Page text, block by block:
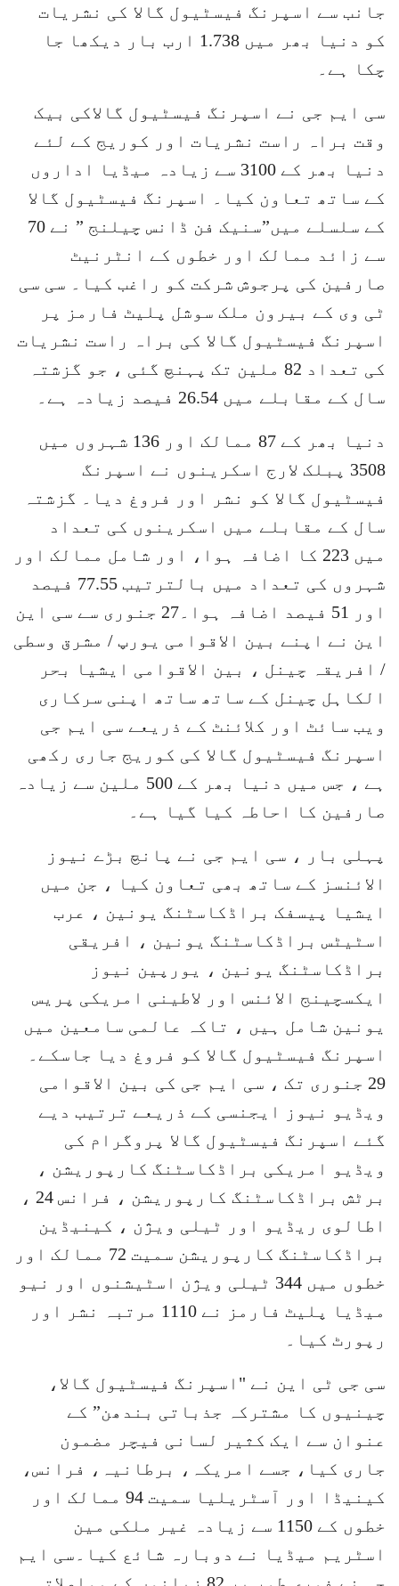
جانب سے اسپرنگ فیسٹیول گالا کی نشریات
کو دنیا بھر میں 1.738 ارب بار دیکھا جا
چکا ہے۔
سی ایم جی نے اسپرنگ فیسٹیول گالاکی بیک
وقت براہ راست نشریات اور کوریج کے لئے
دنیا بھر کے 3100 سے زیادہ میڈیا اداروں
کے ساتھ تعاون کیا۔ اسپرنگ فیسٹیول گالا
کے سلسلے میں”سنیک فن ڈانس چیلنج ” نے 70
سے زائد ممالک اور خطوں کے انٹرنیٹ
صارفین کی پرجوش شرکت کو راغب کیا۔ سی سی
ٹی وی کے بیرون ملک سوشل پلیٹ فارمز پر
اسپرنگ فیسٹیول گالا کی براہ راست نشریات
کی تعداد 82 ملین تک پہنچ گئی ، جو گزشتہ
سال کے مقابلے میں 26.54 فیصد زیادہ ہے۔
دنیا بھر کے 87 ممالک اور 136 شہروں میں
3508 پبلک لارج اسکرینوں نے اسپرنگ
فیسٹیول گالا کو نشر اور فروغ دیا۔ گزشتہ
سال کے مقابلے میں اسکرینوں کی تعداد
میں 223 کا اضافہ ہوا، اور شامل ممالک اور
شہروں کی تعداد میں بالترتیب 77.55 فیصد
اور 51 فیصد اضافہ ہوا۔27 جنوری سے سی این
این نے اپنے بین الاقوامی یورپ / مشرق وسطی
/ افریقہ چینل ، بین الاقوامی ایشیا بحر
الکاہل چینل کے ساتھ ساتھ اپنی سرکاری
ویب سائٹ اور کلائنٹ کے ذریعے سی ایم جی
اسپرنگ فیسٹیول گالا کی کوریج جاری رکھی
ہے ، جس میں دنیا بھر کے 500 ملین سے زیادہ
صارفین کا احاطہ کیا گیا ہے۔
پہلی بار ، سی ایم جی نے پانچ بڑے نیوز
الائنسز کے ساتھ بھی تعاون کیا ، جن میں
ایشیا پیسفک براڈکاسٹنگ یونین ، عرب
اسٹیٹس براڈکاسٹنگ یونین ، افریقی
براڈکاسٹنگ یونین ، یورپین نیوز
ایکسچینج الائنس اور لاطینی امریکی پریس
یونین شامل ہیں ، تاکہ عالمی سامعین میں
اسپرنگ فیسٹیول گالا کو فروغ دیا جاسکے۔
29 جنوری تک ، سی ایم جی کی بین الاقوامی
ویڈیو نیوز ایجنسی کے ذریعے ترتیب دیے
گئے اسپرنگ فیسٹیول گالا پروگرام کی
ویڈیو امریکی براڈکاسٹنگ کارپوریشن ،
برٹش براڈکاسٹنگ کارپوریشن ، فرانس 24 ،
اطالوی ریڈیو اور ٹیلی ویژن ، کینیڈین
براڈکاسٹنگ کارپوریشن سمیت 72 ممالک اور
خطوں میں 344 ٹیلی ویژن اسٹیشنوں اور نیو
میڈیا پلیٹ فارمز نے 1110 مرتبہ نشر اور
رپورٹ کیا۔
سی جی ٹی این نے "اسپرنگ فیسٹیول گالا،
چینیوں کا مشترکہ جذباتی بندھن” کے
عنوان سے ایک کثیر لسانی فیچر مضمون
جاری کیا، جسے امریکہ، برطانیہ، فرانس،
کینیڈا اور آسٹریلیا سمیت 94 ممالک اور
خطوں کے 1150 سے زیادہ غیر ملکی مین
اسٹریم میڈیا نے دوبارہ شائع کیا۔سی ایم